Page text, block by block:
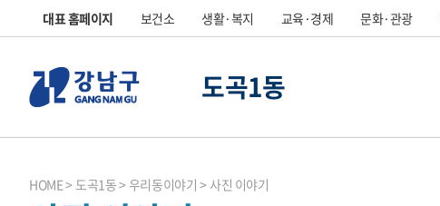
대표 홈페이지 보건소 생활·복지 교육·경제 문화·관광
도곡1동
HOME 도곡1동 우리동이야기 사진 이야기